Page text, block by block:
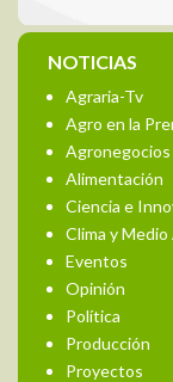
NOTICIAS
Agraria-Tv
Agro en la
Agronegocios
Alimentación
Ciencia e
Clima y
Eventos
Opinión
Política
Producción
Proyectos